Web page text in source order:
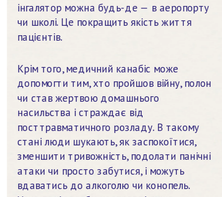
інгалятор можна будь-де — в аеропорту
чи школі. Це покращить якість життя
пацієнтів.
Крім того, медичний канабіс може
допомогти тим, хто пройшов війну, полон
чи став жертвою домашнього
насильства і страждає від
посттравматичного розладу. В такому
стані люди шукають, як заспокоїтися,
зменшити тривожність, подолати панічні
атаки чи просто забутися, і можуть
вдаватись до алкоголю чи конопель.